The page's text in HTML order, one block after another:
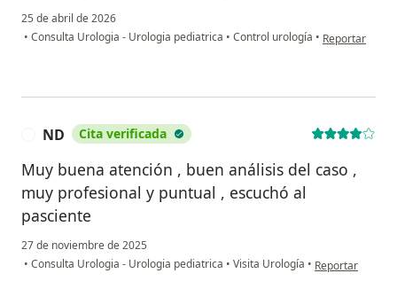
25 de abril de 2026
• Consulta Urologia - Urologia pediatrica • Control urología • en opinión del
Reportar
ND Cita verificada
Muy buena atención , buen análisis del caso ,
muy profesional y puntual , escuchó al
pasciente
27 de noviembre de 2025
• Consulta Urologia - Urologia pediatrica • Visita Urología • en opinión del
Reportar